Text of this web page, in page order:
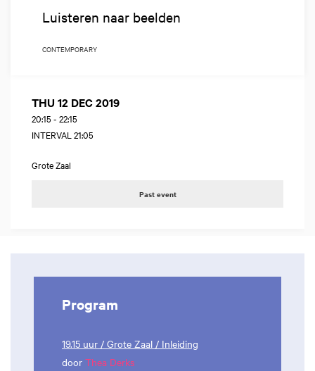
Luisteren naar beelden
CONTEMPORARY
THU 12 DEC 2019
20:15 - 22:15
INTERVAL 21:05
Grote Zaal
Past event
Program
19.15 uur / Grote Zaal / Inleiding
door Thea Derks